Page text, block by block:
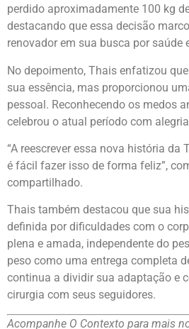
perdido aproximadamente 100 kg
destacando que essa decisão
renovador em sua busca por saúde
No depoimento, Thais enfatizou
sua essência, mas proporcionou
pessoal. Reconhecendo os medos
celebrou o atual período com
“A reescrever essa nova história da
é fácil fazer isso de forma feliz”,
compartilhado.
Thais também destacou que sua
definida por dificuldades com o
plena e amada, independente do
peso como uma entrega completa
continua a dividir sua adaptação e
cirurgia com seus seguidores.
Acompanhe O Contexto para mais